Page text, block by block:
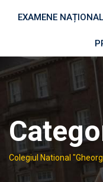
EXAMENE
Colegiul National